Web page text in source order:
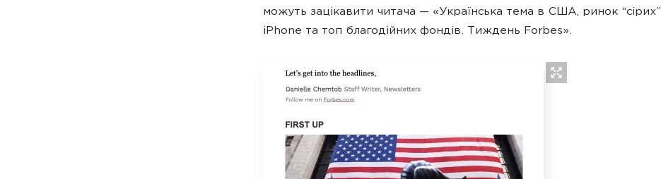
можуть зацікавити читача — «Українська тема в США, ринок “сірих”
iPhone та топ благодійних фондів. Тиждень Forbes».